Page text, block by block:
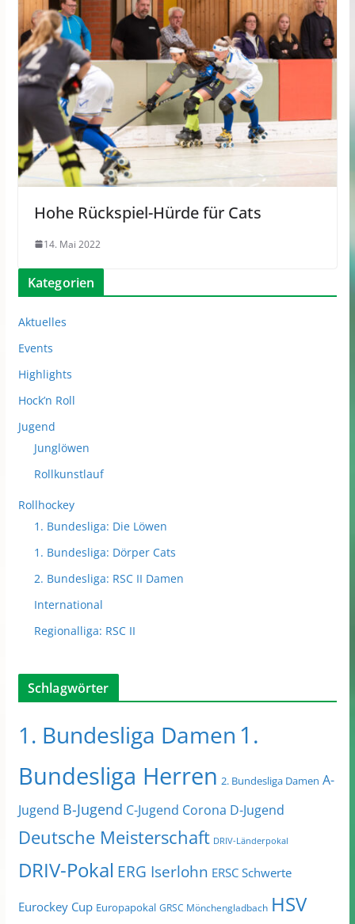
Hohe Rückspiel-Hürde für Cats
14. Mai 2022
Kategorien
Aktuelles
Events
Highlights
Hock’n Roll
Jugend
Junglöwen
Rollkunstlauf
Rollhockey
1. Bundesliga: Die Löwen
1. Bundesliga: Dörper Cats
2. Bundesliga: RSC II Damen
International
Regionalliga: RSC II
Schlagwörter
1. Bundesliga Damen 1.
Bundesliga Herren 2. Bundesliga Damen A-
Jugend B-Jugend C-Jugend Corona D-Jugend
Deutsche Meisterschaft DRIV-Länderpokal
DRIV-Pokal ERG Iserlohn ERSC Schwerte
Eurockey Cup Europapokal GRSC Mönchengladbach HSV